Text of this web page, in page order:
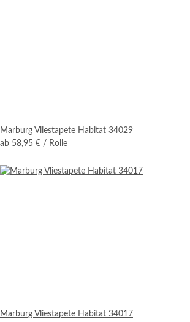
Marburg Vliestapete Habitat 34029
ab 58,95 € / Rolle
Marburg Vliestapete Habitat 34017